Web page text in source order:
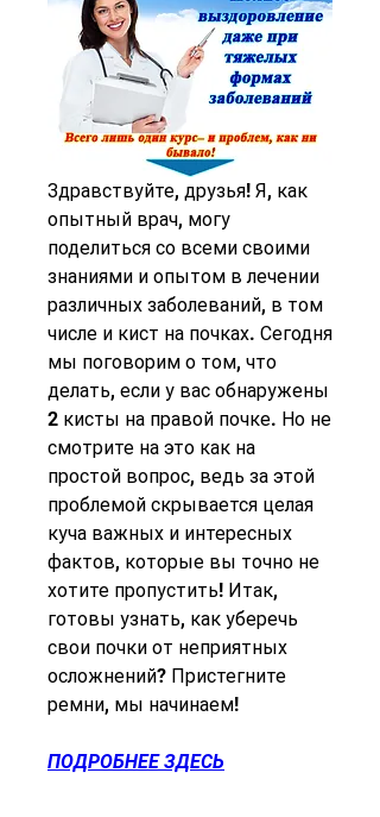
Здравствуйте, друзья! Я, как
опытный врач, могу
поделиться со всеми своими
знаниями и опытом в лечении
различных заболеваний, в том
числе и кист на почках. Сегодня
мы поговорим о том, что
делать, если у вас обнаружены
2 кисты на правой почке. Но не
смотрите на это как на
простой вопрос, ведь за этой
проблемой скрывается целая
куча важных и интересных
фактов, которые вы точно не
хотите пропустить! Итак,
готовы узнать, как уберечь
свои почки от неприятных
осложнений? Пристегните
ремни, мы начинаем!
ПОДРОБНЕЕ ЗДЕСЬ